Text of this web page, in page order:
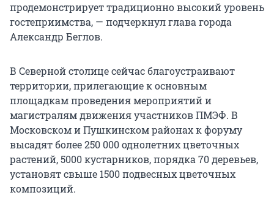
продемонстрирует традиционно высокий уровень
гостеприимства, — подчеркнул глава города
Александр Беглов.
В Северной столице сейчас благоустраивают
территории, прилегающие к основным
площадкам проведения мероприятий и
магистралям движения участников ПМЭФ. В
Московском и Пушкинском районах к форуму
высадят более 250 000 однолетних цветочных
растений, 5000 кустарников, порядка 70 деревьев,
установят свыше 1500 подвесных цветочных
композиций.